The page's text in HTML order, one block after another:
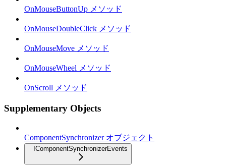
OnMouseButtonUp メソッド
OnMouseDoubleClick メソッド
OnMouseMove メソッド
OnMouseWheel メソッド
OnScroll メソッド
Supplementary Objects
ComponentSynchronizer オブジェクト
IComponentSynchronizerEvents